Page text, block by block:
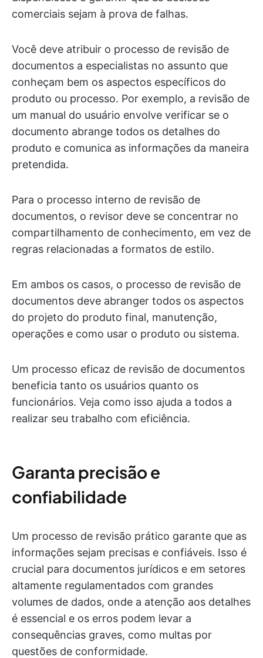
comerciais sejam à prova de falhas.
Você deve atribuir o processo de revisão de
documentos a especialistas no assunto que
conheçam bem os aspectos específicos do
produto ou processo. Por exemplo, a revisão de
um manual do usuário envolve verificar se o
documento abrange todos os detalhes do
produto e comunica as informações da maneira
pretendida.
Para o processo interno de revisão de
documentos, o revisor deve se concentrar no
compartilhamento de conhecimento, em vez de
regras relacionadas a formatos de estilo.
Em ambos os casos, o processo de revisão de
documentos deve abranger todos os aspectos
do projeto do produto final, manutenção,
operações e como usar o produto ou sistema.
Um processo eficaz de revisão de documentos
beneficia tanto os usuários quanto os
funcionários. Veja como isso ajuda a todos a
realizar seu trabalho com eficiência.
Garanta precisão e
confiabilidade
Um processo de revisão prático garante que as
informações sejam precisas e confiáveis. Isso é
crucial para documentos jurídicos e em setores
altamente regulamentados com grandes
volumes de dados, onde a atenção aos detalhes
é essencial e os erros podem levar a
consequências graves, como multas por
questões de conformidade.